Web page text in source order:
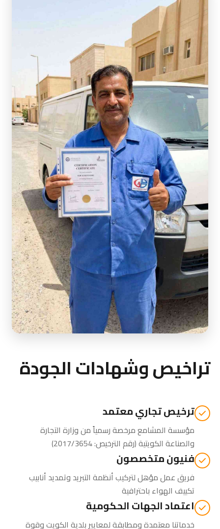
تراخيص وشهادات الجودة
ترخيص تجاري معتمد
مؤسسة المشامع مرخصة رسمياً منوزارة التجارة
والصناعة الكويتية(رقم الترخيص: 2017/3654)
فنيون متخصصون
فريق عمل مؤهل لتركيب أنظمة التبريد وتمديد أنابيب
تكييف الهواء باحترافية
اعتماد الجهات الحكومية
خدماتنا معتمدة ومطابقة لمعايير بلدية الكويت وقوة